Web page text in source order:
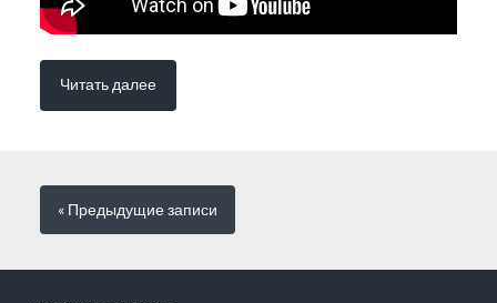
Читать далее
« Предыдущиезаписи